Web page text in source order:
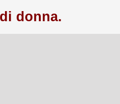
donna.